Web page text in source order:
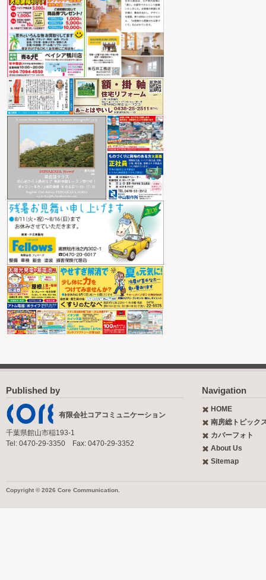
Published by
有限会社コアコミュニケーション
千葉県館山市稲193-1
Tel: 0470-29-3350 Fax: 0470-29-3352
Navigation
HOME
南房総トピック
カバーフォト
About Us
Sitemap
Copyright © 2026 Core Communication.